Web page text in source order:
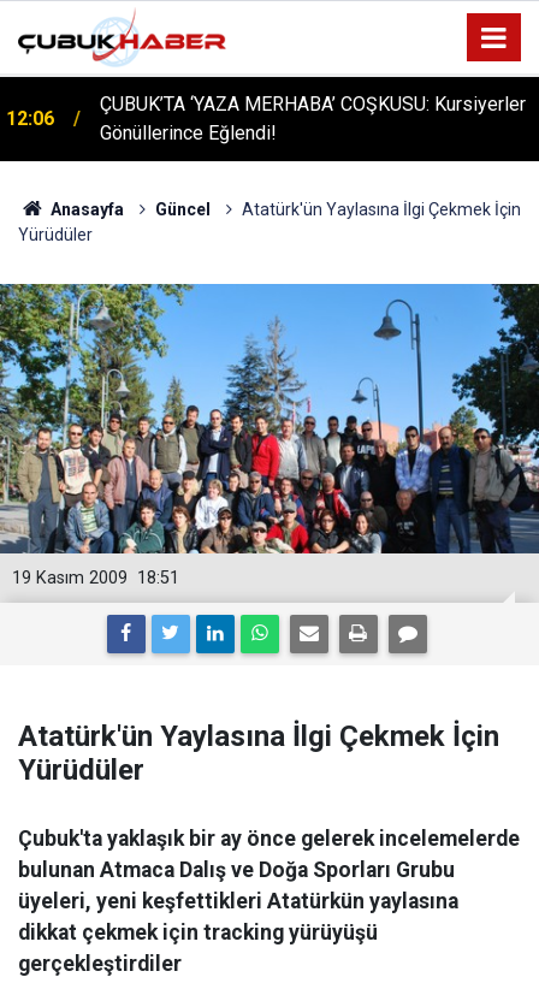
12:06
ÇUBUK’TA ‘YAZA MERHABA’ COŞKUSU: Kursiyerler
Gönüllerince Eğlendi!
Anasayfa Güncel
Atatürk'ün Yaylasına İlgi Çekmek İçin
Yürüdüler
18:51
19 Kasım 2009
Atatürk'ün Yaylasına İlgi Çekmek İçin
Yürüdüler
Çubuk'ta yaklaşık bir ay önce gelerek incelemelerde
bulunan Atmaca Dalış ve Doğa Sporları Grubu
üyeleri, yeni keşfettikleri Atatürkün yaylasına
dikkat çekmek için tracking yürüyüşü
gerçekleştirdiler